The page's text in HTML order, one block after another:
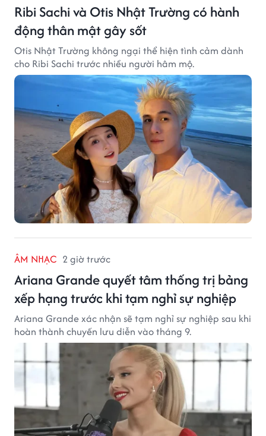
Ribi Sachi và Otis Nhật Trường có hành
động thân mật gây sốt
Otis Nhật Trường không ngại thể hiện tình cảm dành
cho Ribi Sachi trước nhiều người hâm mộ.
ÂM NHẠC 2 giờ trước
Ariana Grande quyết tâm thống trị bảng
xếp hạng trước khi tạm nghỉ sự nghiệp
Ariana Grande xác nhận sẽ tạm nghỉ sự nghiệp sau khi
hoàn thành chuyến lưu diễn vào tháng 9.